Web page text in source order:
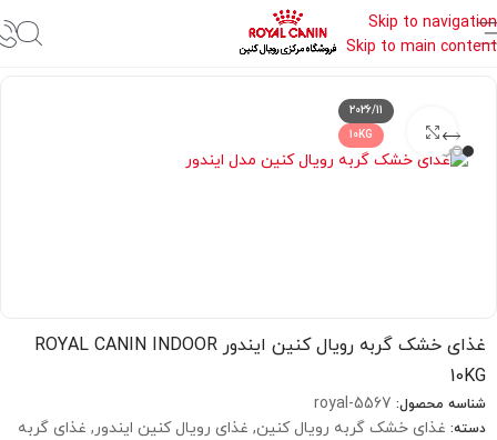
Skip to navigation
Skip to main content
خانه غذای خشک گربه رویال کنین
2026/11
10KG
بزرگنمایی تصویر
غذای خشک گربه رویال کنین ایندور ROYAL CANIN INDOOR
10KG
شناسه محصول: royal-5567
دسته: غذای خشک گربه رویال کنین, غذای رویال کنین ایندور, غذای گربه